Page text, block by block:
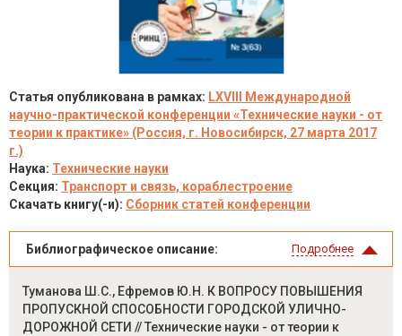
Статья опубликована в рамках: LXVIII Международной
научно-практической конференции «Технические науки - от
теории к практике» (Россия, г. Новосибирск, 27 марта 2017
г.)
Наука: Технические науки
Секция: Транспорт и связь, кораблестроение
Скачать книгу(-и): Сборник статей конференции
Библиографическое описание: Подробнее
Туманова Ш.С., Ефремов Ю.Н. К ВОПРОСУ ПОВЫШЕНИЯ
ПРОПУСКНОЙ СПОСОБНОСТИ ГОРОДСКОЙ УЛИЧНО-
ДОРОЖНОЙ СЕТИ // Технические науки - от теории к